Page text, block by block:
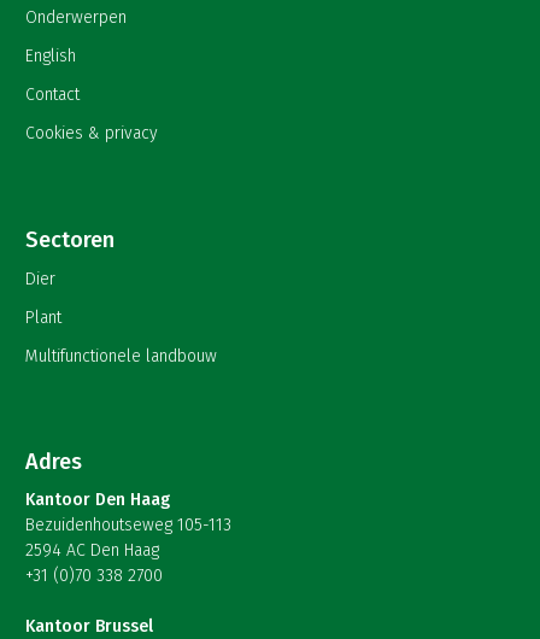
Onderwerpen
English
Contact
Cookies & privacy
Sectoren
Dier
Plant
Multifunctionele landbouw
Adres
Kantoor Den Haag
Bezuidenhoutseweg 105-113
2594 AC Den Haag
+31 (0)70 338 2700
Kantoor Brussel